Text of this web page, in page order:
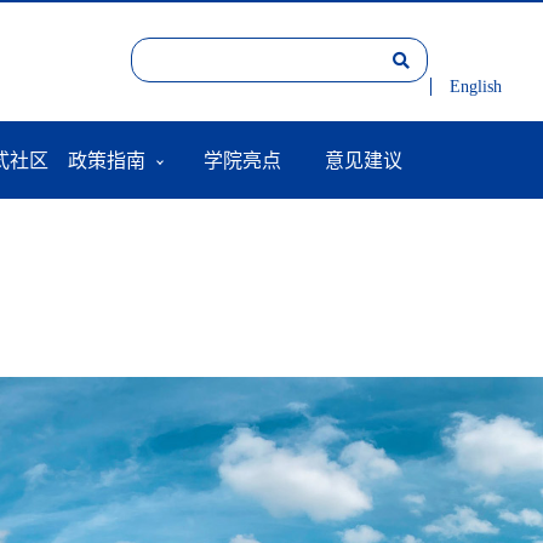
English
社区 政策指南 学院亮点 意见建议